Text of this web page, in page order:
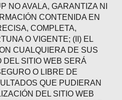
NO AVALA, GARANTIZA NI
CONTENIDA EN
COMPLETA,
O VIGENTE; (II) EL
CUALQUIERA DE SUS
DEL SITIO WEB SERÁ
O LIBRE DE
QUE PUDIERAN
DEL SITIO WEB